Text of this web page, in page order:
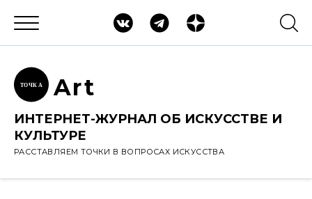
ТОЧК А Art
ИНТЕРНЕТ-ЖУРНАЛ ОБ ИСКУССТВЕ И
КУЛЬТУРЕ
РАССТАВЛЯЕМ ТОЧКИ В ВОПРОСАХ ИСКУССТВА